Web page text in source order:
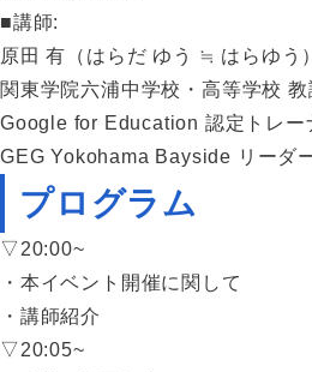
■講師:
原田 有（はらだ ゆう ≒ はらゆう
関東学院六浦中学校・高等学校 教
Google for Education 認定トレー
GEG Yokohama Bayside リーダ
プログラム
▽20:00~
・本イベント開催に関して
・講師紹介
▽20:05~